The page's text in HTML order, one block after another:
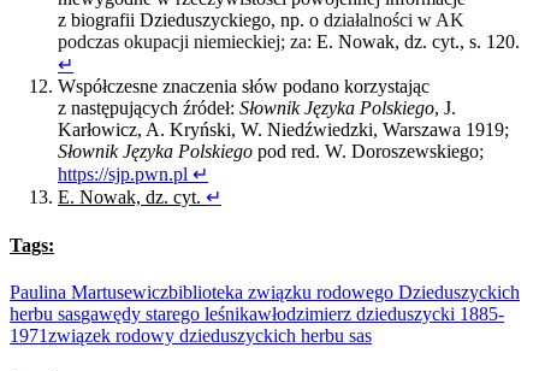
z biografii Dzieduszyckiego, np. o działalności w AK
podczas okupacji niemieckiej; za: E. Nowak, dz. cyt., s. 120.
↵
Współczesne znaczenia słów podano korzystając
z następujących źródeł: Słownik Języka Polskiego, J.
Karłowicz, A. Kryński, W. Niedźwiedzki, Warszawa 1919;
Słownik Języka Polskiego pod red. W. Doroszewskiego;
https://sjp.pwn.pl ↵
E. Nowak, dz. cyt. ↵
Tags:
Paulina Martusewiczbiblioteka związku rodowego Dzieduszyckich
herbu sasgawędy starego leśnikawłodzimierz dzieduszycki 1885-
1971związek rodowy dzieduszyckich herbu sas